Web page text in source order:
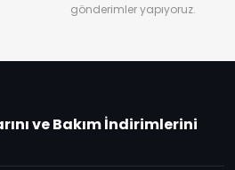
gönderimler yapıyoruz.
ve Bakım İndirimlerini